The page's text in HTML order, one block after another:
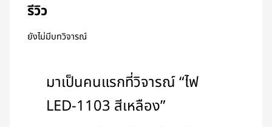
รีวิว
ยังไม่มีบทวิจารณ์
มาเป็นคนแรกที่วิจารณ์ “ไฟ
LED-1103 สีเหลือง”